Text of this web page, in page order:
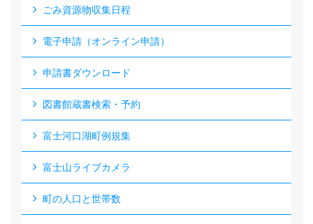
ごみ資源物収集日程
電子申請（オンライン申請）
申請書ダウンロード
図書館蔵書検索・予約
富士河口湖町例規集
富士山ライブカメラ
町の人口と世帯数